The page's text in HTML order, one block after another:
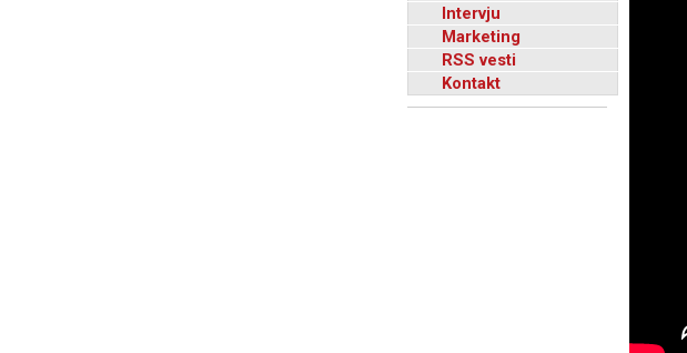
Intervju
Marketing
RSS vesti
Kontakt